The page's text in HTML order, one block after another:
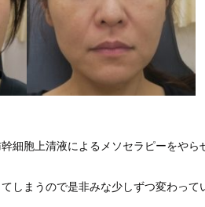
細胞上清液によるメソセラピーをやら
しまうので是非みな少しずつ変わって